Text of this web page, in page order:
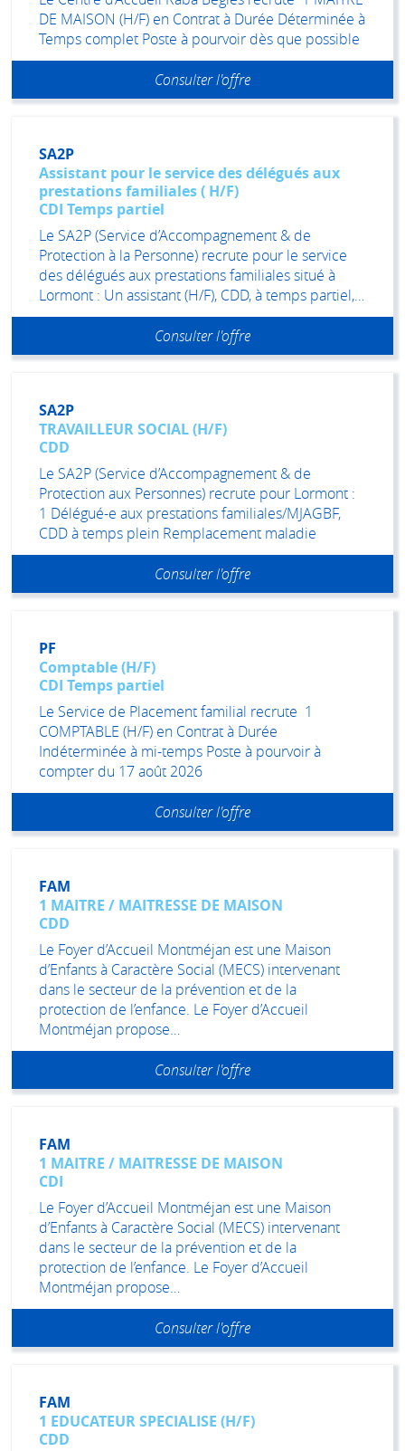
DE MAISON (H/F) en Contrat à Durée Déterminée à
Temps complet Poste à pourvoir dès que possible
Consulter l'offre
SA2P
Assistant pour le service des délégués aux
prestations familiales ( H/F)
CDI Temps partiel
Le SA2P (Service d’Accompagnement & de
Protection à la Personne) recrute pour le service
des délégués aux prestations familiales situé à
Lormont : Un assistant (H/F), CDD, à temps partiel,…
Consulter l'offre
SA2P
TRAVAILLEUR SOCIAL (H/F)
CDD
Le SA2P (Service d’Accompagnement & de
Protection aux Personnes) recrute pour Lormont :
1 Délégué-e aux prestations familiales/MJAGBF,
CDD à temps plein Remplacement maladie
Consulter l'offre
PF
Comptable (H/F)
CDI Temps partiel
Le Service de Placement familial recrute 1
COMPTABLE (H/F) en Contrat à Durée
Indéterminée à mi-temps Poste à pourvoir à
compter du 17 août 2026
Consulter l'offre
FAM
1 MAITRE / MAITRESSE DE MAISON
CDD
Le Foyer d’Accueil Montméjan est une Maison
d’Enfants à Caractère Social (MECS) intervenant
dans le secteur de la prévention et de la
protection de l’enfance. Le Foyer d’Accueil
Montméjan propose…
Consulter l'offre
FAM
1 MAITRE / MAITRESSE DE MAISON
CDI
Le Foyer d’Accueil Montméjan est une Maison
d’Enfants à Caractère Social (MECS) intervenant
dans le secteur de la prévention et de la
protection de l’enfance. Le Foyer d’Accueil
Montméjan propose…
Consulter l'offre
FAM
1 EDUCATEUR SPECIALISE (H/F)
CDD